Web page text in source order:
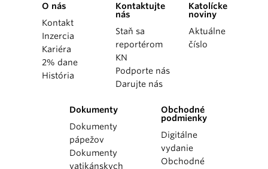
O nás
Kontakt
Inzercia
Kariéra
2% dane
História
Kontaktujte
nás
Staň sa
reportérom
KN
Podporte nás
Darujte nás
Katolícke
noviny
Aktuálne
číslo
Dokumenty
Dokumenty
pápežov
Dokumenty
vatikánskych
Obchodné
podmienky
Digitálne
vydanie
Obchodné